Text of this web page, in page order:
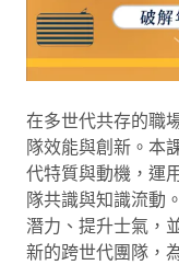
在多世代共存的職
隊效能與創新。本
代特質與動機，運
隊共識與知識流動
潛力、提升士氣，
新的跨世代團隊，